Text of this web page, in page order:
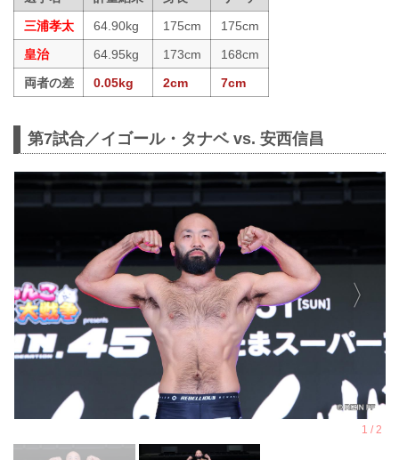
三浦孝太
64.90kg 175cm
175cm
皇治
64.95kg 173cm
168cm
両者の差
0.05kg 2cm 7cm
第7試合／イゴール・タナベ vs. 安西信昌